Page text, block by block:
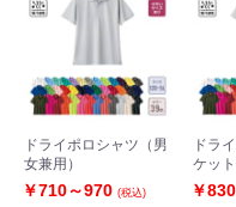
ドライポロシャツ（男
女兼用）
￥710～970 (税込)
ドラ
ケッ
￥